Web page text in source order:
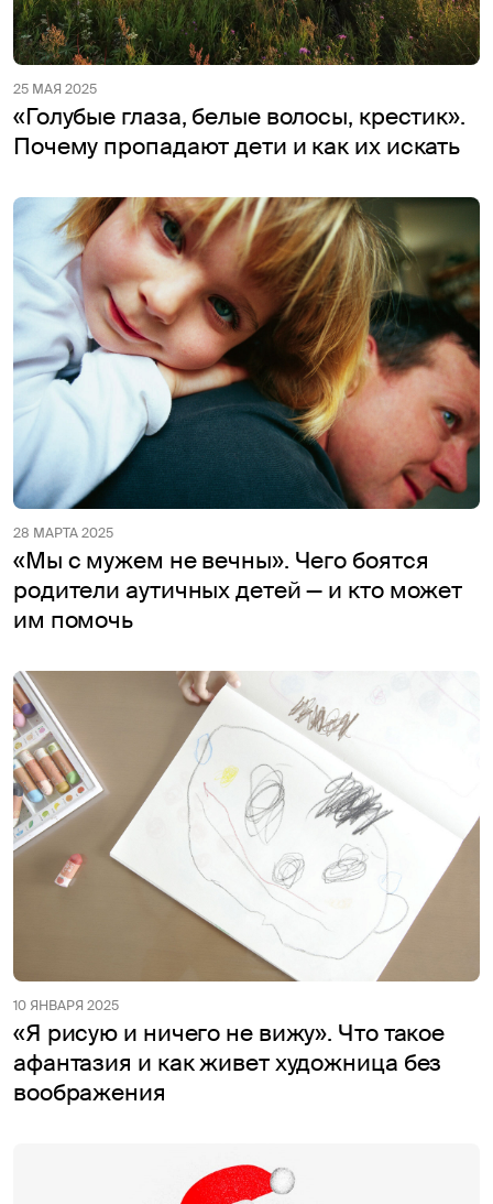
25 МАЯ 2025
«Голубые глаза, белые волосы, крестик».
Почему пропадают дети и как их искать
28 МАРТА 2025
«Мы с мужем не вечны». Чего боятся
родители аутичных детей — и кто может
им помочь
10 ЯНВАРЯ 2025
«Я рисую и ничего не вижу». Что такое
афантазия и как живет художница без
воображения